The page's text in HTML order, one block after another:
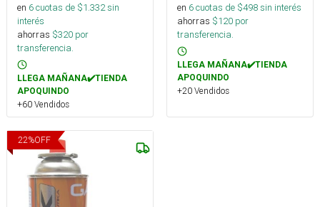
en 6cuotas de $1.332sin
interés
ahorras $320 por
transferencia.
LLEGA MAÑANA✔️TIENDA
APOQUINDO
+60 Vendidos
en 6cuotas de $498sin interés
ahorras $120 por
transferencia.
LLEGA MAÑANA✔️TIENDA
APOQUINDO
+20 Vendidos
22%OFF